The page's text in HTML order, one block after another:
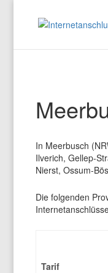
In Meerbusch
Ilverich, Gellep-
Nierst, Ossum-
Die folgenden
Tarif